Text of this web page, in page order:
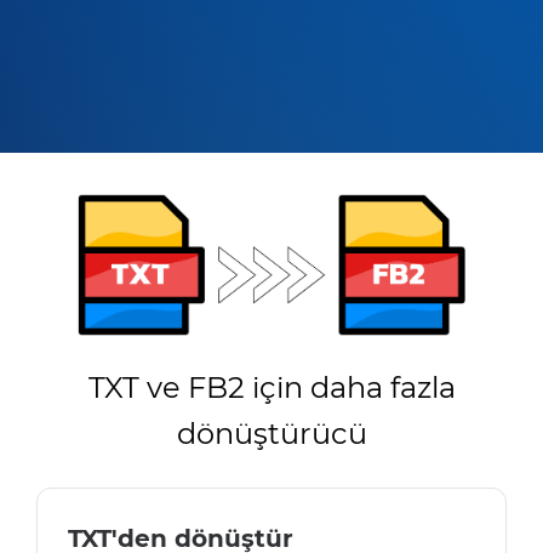
TXT ve FB2 için daha fazla
dönüştürücü
TXT'den dönüştür